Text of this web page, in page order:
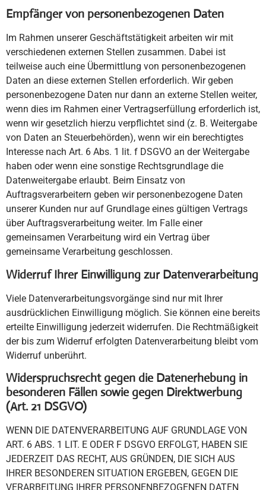
Empfänger von personenbezogenen Daten
Im Rahmen unserer Geschäftstätigkeit arbeiten wir mit
verschiedenen externen Stellen zusammen. Dabei ist
teilweise auch eine Übermittlung von personenbezogenen
Daten an diese externen Stellen erforderlich. Wir geben
personenbezogene Daten nur dann an externe Stellen weiter,
wenn dies im Rahmen einer Vertragserfüllung erforderlich ist,
wenn wir gesetzlich hierzu verpflichtet sind (z. B. Weitergabe
von Daten an Steuerbehörden), wenn wir ein berechtigtes
Interesse nach Art. 6 Abs. 1 lit. f DSGVO an der Weitergabe
haben oder wenn eine sonstige Rechtsgrundlage die
Datenweitergabe erlaubt. Beim Einsatz von
Auftragsverarbeitern geben wir personenbezogene Daten
unserer Kunden nur auf Grundlage eines gültigen Vertrags
über Auftragsverarbeitung weiter. Im Falle einer
gemeinsamen Verarbeitung wird ein Vertrag über
gemeinsame Verarbeitung geschlossen.
Widerruf Ihrer Einwilligung zur Datenverarbeitung
Viele Datenverarbeitungsvorgänge sind nur mit Ihrer
ausdrücklichen Einwilligung möglich. Sie können eine bereits
erteilte Einwilligung jederzeit widerrufen. Die Rechtmäßigkeit
der bis zum Widerruf erfolgten Datenverarbeitung bleibt vom
Widerruf unberührt.
Widerspruchsrecht gegen die Datenerhebung in
besonderen Fällen sowie gegen Direktwerbung
(Art. 21 DSGVO)
WENN DIE DATENVERARBEITUNG AUF GRUNDLAGE VON
ART. 6 ABS. 1 LIT. E ODER F DSGVO ERFOLGT, HABEN SIE
JEDERZEIT DAS RECHT, AUS GRÜNDEN, DIE SICH AUS
IHRER BESONDEREN SITUATION ERGEBEN, GEGEN DIE
VERARBEITUNG IHRER PERSONENBEZOGENEN DATEN